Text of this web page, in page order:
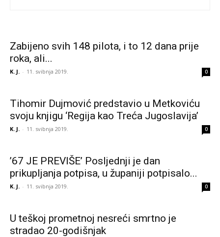
Zabijeno svih 148 pilota, i to 12 dana prije
roka, ali...
K. J. - 11. svibnja 2019. 0
Tihomir Dujmović predstavio u Metkoviću
svoju knjigu ‘Regija kao Treća Jugoslavija’
K. J. - 11. svibnja 2019. 0
’67 JE PREVIŠE’ Posljednji je dan
prikupljanja potpisa, u županiji potpisalo...
K. J. - 11. svibnja 2019. 0
U teškoj prometnoj nesreći smrtno je
stradao 20-godišnjak